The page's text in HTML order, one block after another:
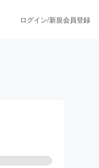
ログイン/新規会員登録